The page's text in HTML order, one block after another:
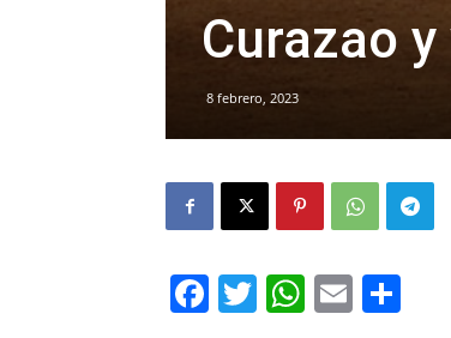
Curazao
8 febrero, 2023
Facebook
TwitterEmail